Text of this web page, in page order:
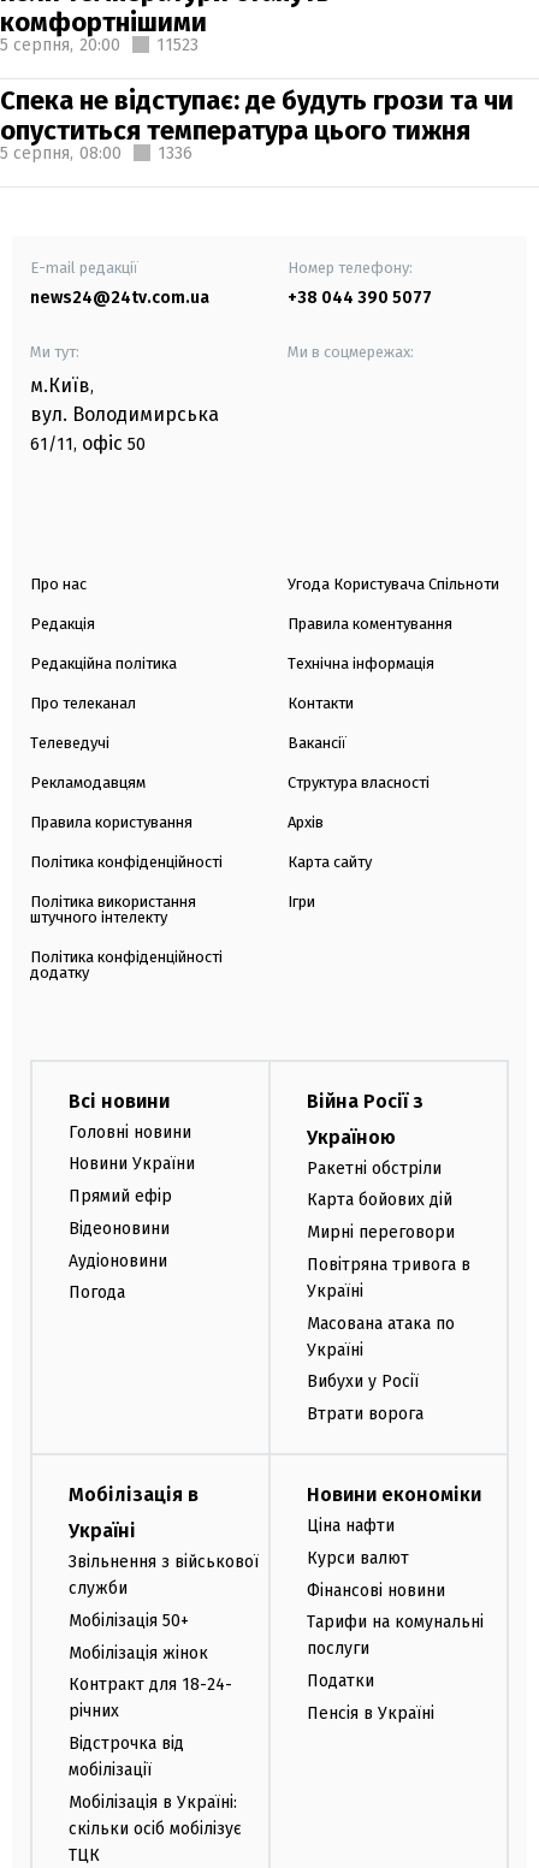
комфортнішими
5 серпня, 20:00 11523
Спека не відступає: де будуть грози та чи
опуститься температура цього тижня
5 серпня, 08:00 1336
E-mail редакції
news24@24tv.com.ua
Номер телефону:
+38 044 390 5077
Ми тут:
м.Київ,
вул. Володимирська
61/11, офіс 50
Ми в соцмережах:
Про нас
Редакція
Редакційна політика
Про телеканал
Телеведучі
Рекламодавцям
Правила користування
Політика конфіденційності
Політика використання
штучного інтелекту
Політика конфіденційності
додатку
Угода Користувача Спільноти
Правила коментування
Технічна інформація
Контакти
Вакансії
Структура власності
Архів
Карта сайту
Ігри
Всі новини
Головні новини
Новини України
Прямий ефір
Відеоновини
Аудіоновини
Погода
Війна Росії з
Україною
Ракетні обстріли
Карта бойових дій
Мирні переговори
Повітряна тривога в
Україні
Масована атака по
Україні
Вибухи у Росії
Втрати ворога
Мобілізація в
Україні
Звільнення з військової
служби
Мобілізація 50+
Мобілізація жінок
Контракт для 18-24-
річних
Відстрочка від
мобілізації
Мобілізація в Україні:
скільки осіб мобілізує
ТЦК
Новини економіки
Ціна нафти
Курси валют
Фінансові новини
Тарифи на комунальні
послуги
Податки
Пенсія в Україні